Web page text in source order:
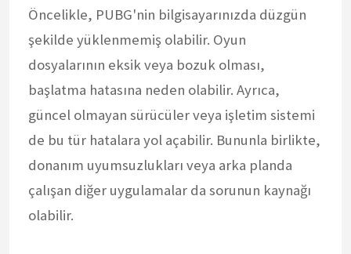
Öncelikle, PUBG'nin bilgisayarınızda düzgün
şekilde yüklenmemiş olabilir. Oyun
dosyalarının eksik veya bozuk olması,
başlatma hatasına neden olabilir. Ayrıca,
güncel olmayan sürücüler veya işletim sistemi
de bu tür hatalara yol açabilir. Bununla birlikte,
donanım uyumsuzlukları veya arka planda
çalışan diğer uygulamalar da sorunun kaynağı
olabilir.